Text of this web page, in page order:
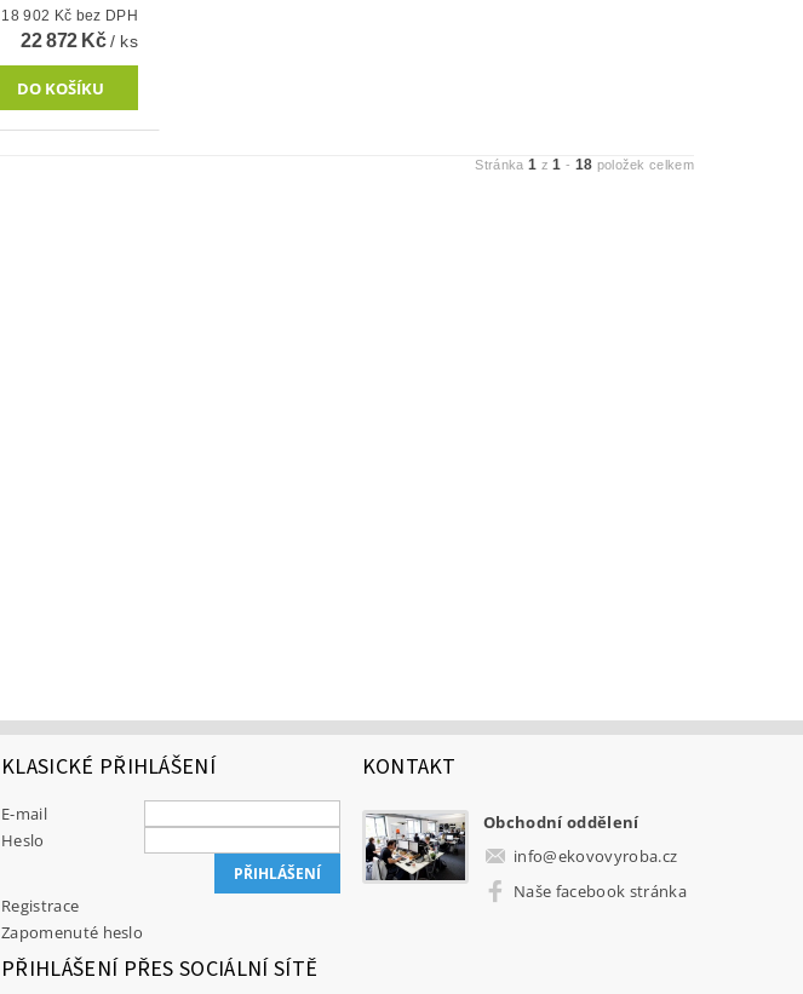
18 902 Kč bez DPH
22 872 Kč/ ks
Stránka1 z1 - 18 položek celkem
KLASICKÉ PŘIHLÁŠENÍ
E-mail
Heslo
Registrace
Zapomenuté heslo
PŘIHLÁŠENÍ PŘES SOCIÁLNÍ SÍTĚ
KONTAKT
Obchodní oddělení
info@ekovovyroba.cz
Naše facebook stránka